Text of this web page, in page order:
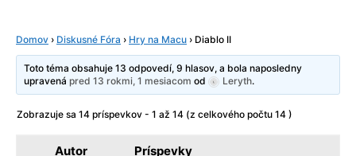
Domov › Diskusné Fóra › Hry na Macu › Diablo II
Toto téma obsahuje 13 odpovedí, 9 hlasov, a bola naposledny
upravenápred 13 rokmi, 1 mesiacom od Leryth.
Zobrazuje sa 14 príspevkov - 1 až 14 (z celkového počtu 14 )
Autor Príspevky